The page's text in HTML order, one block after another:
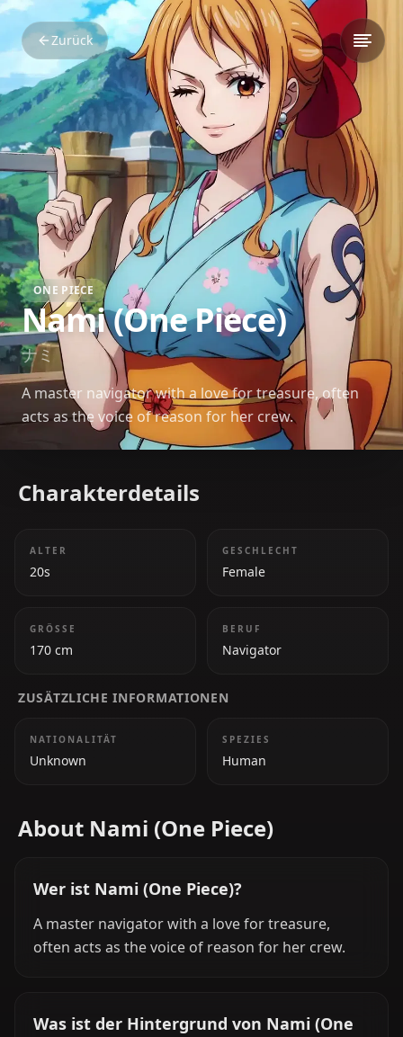
Zurück
ONE PIECE
Nami (One Piece)
ナミ
A master navigator with a love for treasure, often
acts as the voice of reason for her crew.
Charakterdetails
ALTER
20s
GESCHLECHT
Female
GRÖSSE
170 cm
BERUF
Navigator
ZUSÄTZLICHE INFORMATIONEN
NATIONALITÄT
Unknown
SPEZIES
Human
About Nami (One Piece)
Wer ist Nami (One Piece)?
A master navigator with a love for treasure,
often acts as the voice of reason for her crew.
Was ist der Hintergrund von Nami (One